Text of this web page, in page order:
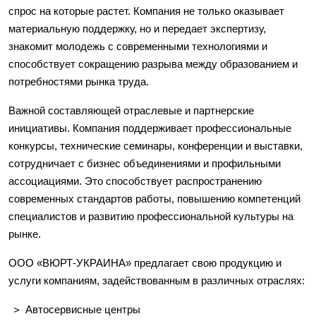
спрос на которые растет. Компания не только оказывает
материальную поддержку, но и передает экспертизу,
знакомит молодежь с современными технологиями и
способствует сокращению разрыва между образованием и
потребностями рынка труда.
Важной составляющей отраслевые и партнерские
инициативы. Компания поддерживает профессиональные
конкурсы, технические семинары, конференции и выставки,
сотрудничает с бизнес объединениями и профильными
ассоциациями. Это способствует распространению
современных стандартов работы, повышению компетенций
специалистов и развитию профессиональной культуры на
рынке.
ООО «ВЮРТ-УКРАИНА» предлагает свою продукцию и
услуги компаниям, задействованным в различных отраслях:
Автосервисные центры